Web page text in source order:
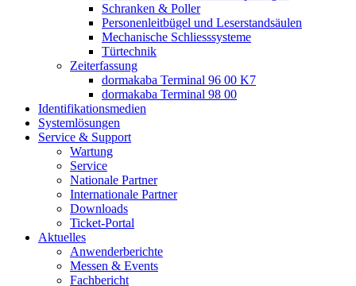
Schranken & Poller
Personenleitbügel und Leserstandsäulen
Mechanische Schliess­systeme
Türtechnik
Zeiterfassung
dormakaba Terminal 96 00 K7
dormakaba Terminal 98 00
Identifikations­medien
Systemlösungen
Service & Support
Wartung
Service
Nationale Partner
Internationale Partner
Downloads
Ticket-Portal
Aktuelles
Anwenderberichte
Messen & Events
Fachbericht